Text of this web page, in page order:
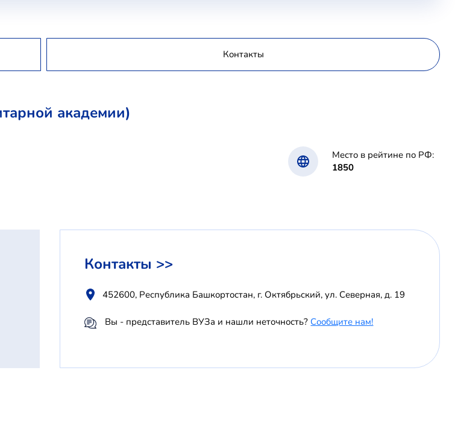
Контакты
академии)
Место в рейтине по РФ:
1850
Контакты >>
452600, Республика Башкортостан, г. Октябрьский, ул. Северная, д. 19
Вы - представитель ВУЗа и нашли неточность? Сообщите нам!